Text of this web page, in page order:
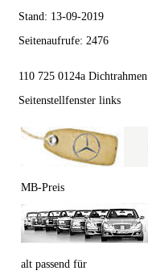
Stand: 13-09-2019
Seitenaufrufe: 2476
110 725 0124a Dichtrahmen
Seitenstellfenster links
MB-Preis
alt passend für